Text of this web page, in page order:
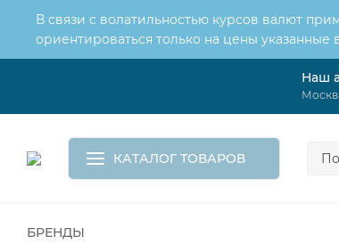
В связи с волатильностью курсов валют
ориентироваться только на цены указанные
Корзина
Наш
КАТАЛОГ ТОВАРОВ
БРЕНДЫ